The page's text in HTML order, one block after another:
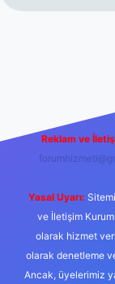
Reklam ve
Yasal Uyarı:
ve İletişim
olarak hizmet
olarak denetleme
Ancak, üyelerimiz